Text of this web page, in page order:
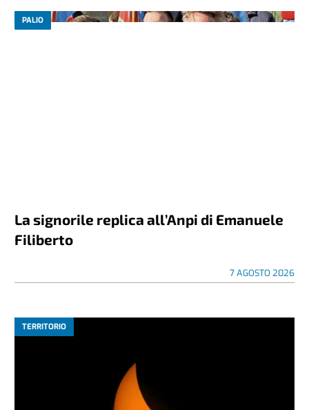
PALIO
La signorile replica all’Anpi di Emanuele
Filiberto
7 AGOSTO 2026
TERRITORIO